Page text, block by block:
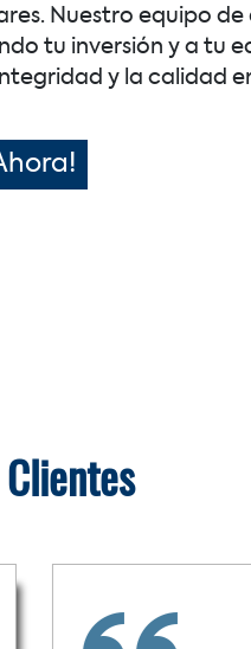
Nuestro equipo
tu inversión y a tu
y la calidad